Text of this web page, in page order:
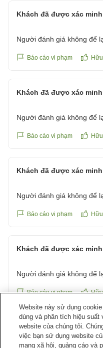
Khách đã được xác minh
Người đánh giá không để
Báo cáo vi phạm
Khách đã được xác minh
Người đánh giá không để
Báo cáo vi phạm
Khách đã được xác minh
Người đánh giá không để
Báo cáo vi phạm
Khách đã được xác minh
Người đánh giá không để
Báo cáo vi phạm
Khách đã được xác minh
Website này sử dụng
dùng và phân tích hiệu
website của chúng tôi.
việc bạn sử dụng website
mạng xã hội, quảng cáo và